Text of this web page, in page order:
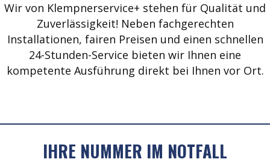
Wir von Klempnerservice+ stehen für Qualität und
Zuverlässigkeit! Neben fachgerechten
Installationen, fairen Preisen und einen schnellen
24-Stunden-Service bieten wir Ihnen eine
kompetente Ausführung direkt bei Ihnen vor Ort.
IHRE NUMMER IM NOTFALL